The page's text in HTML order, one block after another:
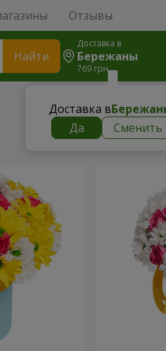
Отзывы
Найти
Доставка в
Бережаны
769 грн
Доставка в
Да
Сменить